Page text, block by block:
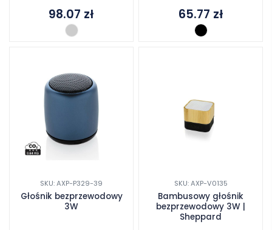
98.07 zł 65.77 zł
SKU: AXP-P329-39
Głośnik bezprzewodowy
3W
SKU: AXP-V0135
Bambusowy głośnik
bezprzewodowy 3W |
Sheppard